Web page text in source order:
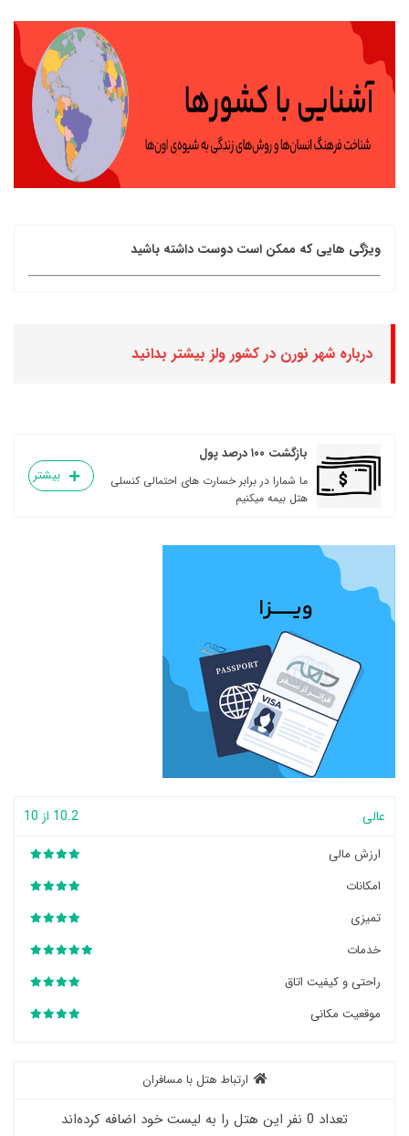
ویژگی هایی که ممکن است دوست داشته باشید
درباره شهر نورن در کشور ولز بیشتر بدانید
بازگشت ۱۰۰ درصد پول
ما شمارا در برابر خسارت های احتمالی کنسلی
هتل بیمه میکنیم
بیشتر
عالی 10.2 از 10
ارزش مالی
امکانات
تمیزی
خدمات
راحتی و کیفیت اتاق
موقعیت مکانی
ارتباط هتل با مسافران
تعداد 0 نفر این هتل را به لیست خود اضافه کرده‌اند